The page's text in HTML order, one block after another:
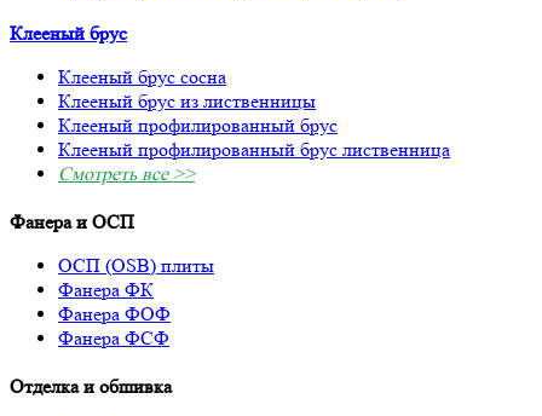
Клееный брус
Клееный брус сосна
Клееный брус из лиственницы
Клееный профилированный брус
Клееный профилированный брус лиственница
Смотреть все >>
Фанера и ОСП
ОСП (OSB) плиты
Фанера ФК
Фанера ФОФ
Фанера ФСФ
Отделка и обшивка